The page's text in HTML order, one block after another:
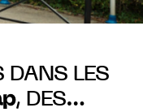
DANS LES
, DES